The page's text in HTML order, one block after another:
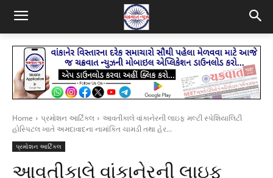
Home પ્રમોશન આર્ટિકલ
આવતીકાલે વાંકાનેરની લાઇફ મલ્ટી સ્પેશિયાલિટી
હોસ્પિટલ ખાતે અમદાવાદના નામાંકિત ચામડી તથા હેર...
પ્રમોશન આર્ટિકલ
આવતીકાલે વાંકાનેરની લાઇફ